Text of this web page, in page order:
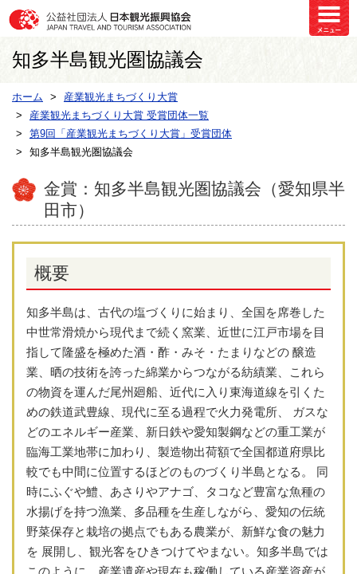
知多半島観光圏協議会
ホーム
産業観光まちづくり大賞
産業観光まちづくり大賞 受賞団体一覧
第9回「産業観光まちづくり大賞」受賞団体
知多半島観光圏協議会
金賞：知多半島観光圏協議会（愛知県半
田市）
概要
知多半島は、古代の塩づくりに始まり、全国を席巻した
中世常滑焼から現代まで続く窯業、近世に江戸市場を目
指して隆盛を極めた酒・酢・みそ・たまりなどの 醸造
業、晒の技術を誇った綿業からつながる紡績業、これら
の物資を運んだ尾州廻船、近代に入り東海道線を引くた
めの鉄道武豊線、現代に至る過程で火力発電所、 ガスな
どのエネルギー産業、新日鉄や愛知製鋼などの重工業が
臨海工業地帯に加わり、製造物出荷額で全国都道府県比
較でも中間に位置するほどのものづくり半島となる。 同
時にふぐや鱧、あさりやアナゴ、タコなど豊富な魚種の
水揚げを持つ漁業、多品種を生産しながら、愛知の伝統
野菜保存と栽培の拠点でもある農業が、新鮮な食の魅力
を 展開し、観光客をひきつけてやまない。知多半島では
このように、産業遺産や現在も稼働している産業資産が